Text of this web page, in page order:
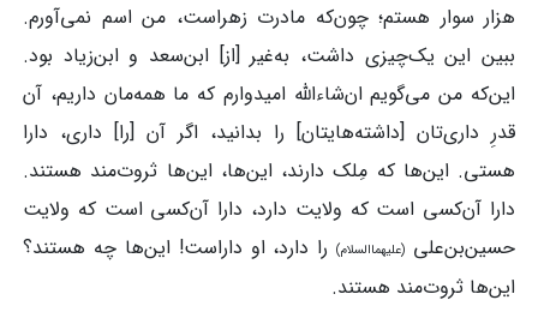
هزار سوار هستم؛ چون‌که مادرت زهراست، من اسم نمی‌آورم.
ببین این یک‌چیزی داشت، به‌غیر [از] ابن‌سعد و ابن‌زیاد بود.
این‌که من می‌گویم ان‌شاءالله امیدوارم که ما همه‌مان داریم، آن
قدرِ داری‌تان [داشته‌هایتان] را بدانید، اگر آن [را] داری، دارا
هستی. این‌ها که مِلک دارند، این‌ها، این‌ها ثروت‌مند هستند.
دارا آن‌کسی است که ولایت دارد، دارا آن‌کسی است که ولایت
حسین‌بن‌علی (علیهماالسلام)را دارد، او داراست! این‌ها چه هستند؟
این‌ها ثروت‌مند هستند.